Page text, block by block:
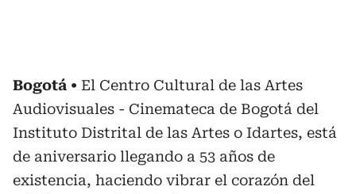
Bogotá
El Centro Cultural de las Artes
Audiovisuales - Cinemateca de Bogotá del
Instituto Distrital de las Artes o Idartes, está
de aniversario llegando a 53 años de
existencia, haciendo vibrar el corazón del